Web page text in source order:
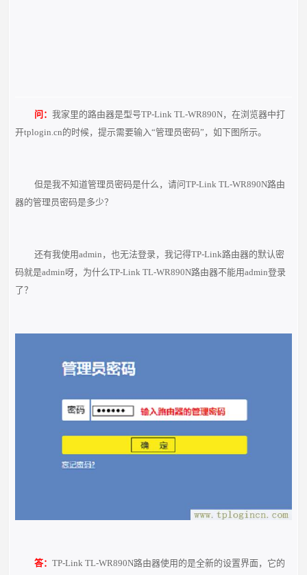
问： 我家里的路由器是型号TP-Link TL-WR890N，在浏览器中打
开tplogin.cn的时候，提示需要输入“管理员密码”，如下图所示。
但是我不知道管理员密码是什么，请问TP-Link TL-WR890N路由
器的管理员密码是多少？
还有我使用admin，也无法登录，我记得TP-Link路由器的默认密
码就是admin呀，为什么TP-Link TL-WR890N路由器不能用admin登录
了？
答： TP-Link TL-WR890N路由器使用的是全新的设置界面，它的